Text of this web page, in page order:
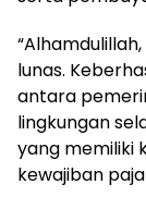
lunas.
antara
lingkungan
yang memiliki
kewajiban